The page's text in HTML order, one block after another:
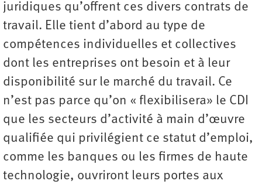
juridiques qu’offrent ces divers contrats de
travail. Elle tient d’abord au type de
compétences individuelles et collectives
dont les entreprises ont besoin et à leur
disponibilité sur le marché du travail. Ce
n’est pas parce qu’on « flexibilisera» le CDI
que les secteurs d’activité à main d’œuvre
qualifiée qui privilégient ce statut d’emploi,
comme les banques ou les firmes de haute
technologie, ouvriront leurs portes aux